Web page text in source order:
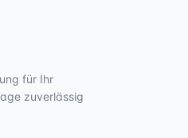
für Ihr
zuverlässig